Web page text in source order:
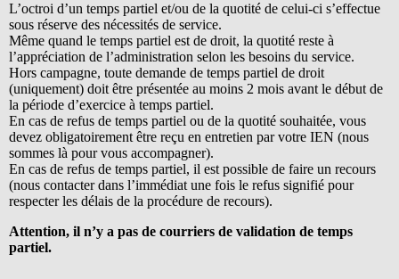
L’octroi d’un temps partiel et/ou de la quotité de celui-ci s’effectue
sous réserve des nécessités de service.
Même quand le temps partiel est de droit, la quotité reste à
l’appréciation de l’administration selon les besoins du service.
Hors campagne, toute demande de temps partiel de droit
(uniquement) doit être présentée au moins 2 mois avant le début de
la période d’exercice à temps partiel.
En cas de refus de temps partiel ou de la quotité souhaitée, vous
devez obligatoirement être reçu en entretien par votre IEN (nous
sommes là pour vous accompagner).
En cas de refus de temps partiel, il est possible de faire un recours
(nous contacter dans l’immédiat une fois le refus signifié pour
respecter les délais de la procédure de recours).
Attention, il n’y a pas de courriers de validation de temps
partiel.